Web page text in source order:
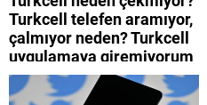
Turkcell telefen aramıyor,
çalmıyor neden? Turkcell
uygulamaya giremiyorum
neden? Turkcell internet
neden yavaş?